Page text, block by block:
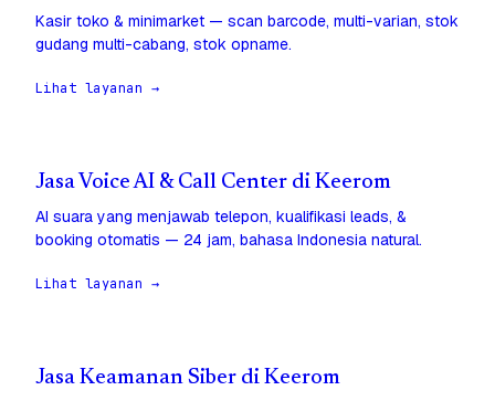
Kasir toko & minimarket — scan barcode, multi-varian, stok
gudang multi-cabang, stok opname.
Lihat layanan →
Jasa Voice AI & Call Center di Keerom
AI suara yang menjawab telepon, kualifikasi leads, &
booking otomatis — 24 jam, bahasa Indonesia natural.
Lihat layanan →
Jasa Keamanan Siber di Keerom